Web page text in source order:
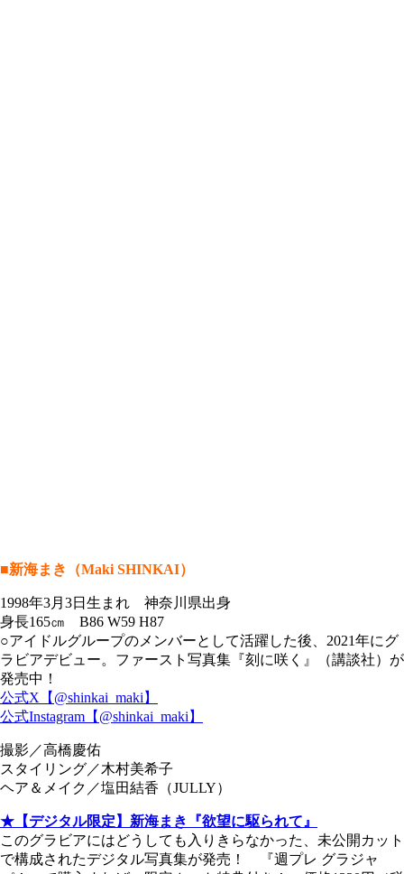
■新海まき（Maki SHINKAI）
1998年3月3日生まれ 神奈川県出身
身長165㎝ B86 W59 H87
○アイドルグループのメンバーとして活躍した後、2021年にグ
ラビアデビュー。ファースト写真集『刻に咲く』（講談社）が
発売中！
公式X【@shinkai_maki】
公式Instagram【@shinkai_maki】
撮影／高橋慶佑
スタイリング／木村美希子
ヘア＆メイク／塩田結香（JULLY）
★【デジタル限定】新海まき『欲望に駆られて』
このグラビアにはどうしても入りきらなかった、未公開カット
で構成されたデジタル写真集が発売！ 『週プレ グラジャ